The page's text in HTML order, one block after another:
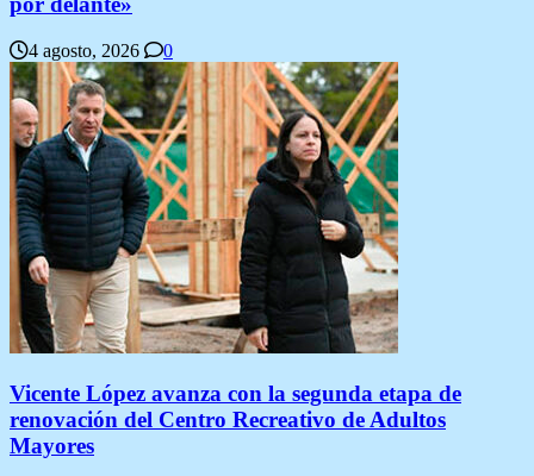
4 agosto, 2026 0
Vicente López avanza con la segunda etapa de
renovación del Centro Recreativo de Adultos
Mayores